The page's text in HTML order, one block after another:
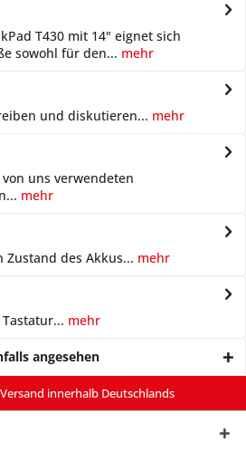
T430 mit 14" eignet sich
sowohl für den... mehr
und diskutieren... mehr
uns verwendeten
mehr
Zustand des Akkus... mehr
mehr
angesehen
innerhalb Deutschlands